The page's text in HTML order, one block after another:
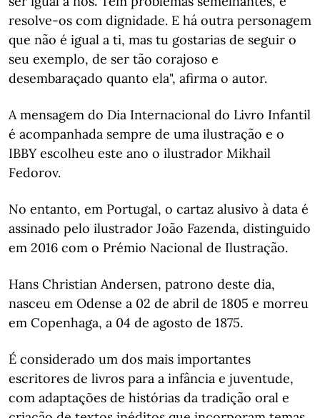
resolve-os com dignidade. E há outra personagem
que não é igual a ti, mas tu gostarias de seguir o
seu exemplo, de ser tão corajoso e
desembaraçado quanto ela", afirma o autor.
A mensagem do Dia Internacional do Livro Infantil
é acompanhada sempre de uma ilustração e o
IBBY escolheu este ano o ilustrador Mikhail
Fedorov.
No entanto, em Portugal, o cartaz alusivo à data é
assinado pelo ilustrador João Fazenda, distinguido
em 2016 com o Prémio Nacional de Ilustração.
Hans Christian Andersen, patrono deste dia,
nasceu em Odense a 02 de abril de 1805 e morreu
em Copenhaga, a 04 de agosto de 1875.
É considerado um dos mais importantes
escritores de livros para a infância e juventude,
com adaptações de histórias da tradição oral e